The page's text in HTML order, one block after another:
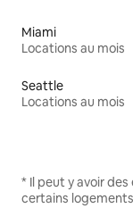
Miami
Locations au mois
Seattle
Locations au mois
* Il peut y avoir
certains